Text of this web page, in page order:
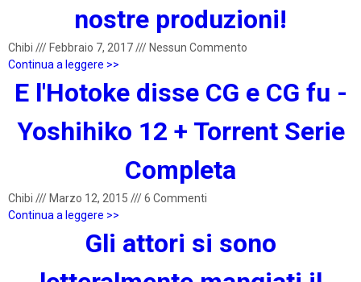
nostre produzioni!
Chibi /// Febbraio 7, 2017/// Nessun Commento
Continua a leggere >>
E l'Hotoke disse CG e CG fu -
Yoshihiko 12 + Torrent Serie
Completa
Chibi /// Marzo 12, 2015 ///6 Commenti
Continua a leggere >>
Gli attori si sono